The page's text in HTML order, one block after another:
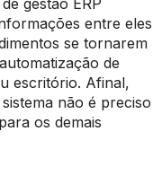
gestão ERP
entre eles
se tornarem
de
escritório. Afinal,
não é preciso
os demais